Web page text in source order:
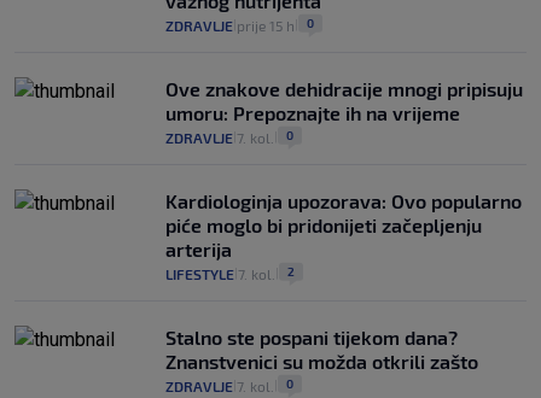
ZDRAVLJE prije 15 h 0
Ove znakove dehidracije mnogi pripisuju
umoru: Prepoznajte ih na vrijeme
ZDRAVLJE 7. kol. 0
Kardiologinja upozorava: Ovo popularno
piće moglo bi pridonijeti začepljenju
arterija
LIFESTYLE 7. kol. 2
Stalno ste pospani tijekom dana?
Znanstvenici su možda otkrili zašto
ZDRAVLJE 7. kol. 0